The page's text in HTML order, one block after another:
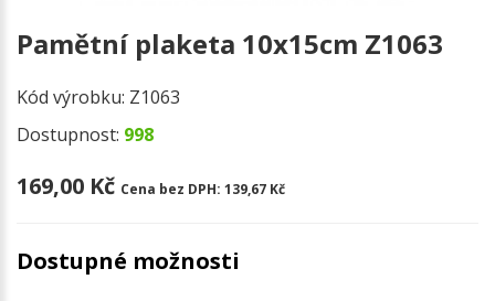
Pamětní plaketa 10x15cm Z1063
Kód výrobku: Z1063
Dostupnost: 998
169,00 Kč Cena bez DPH: 139,67 Kč
Dostupné možnosti